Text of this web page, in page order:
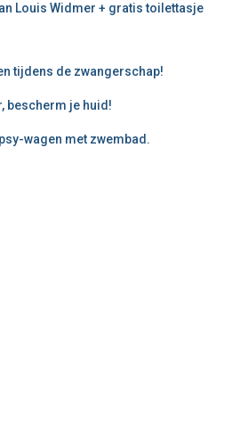
Louis Widmer + gratis toilettasje
tijdens de zwangerschap!
bescherm je huid!
wagen met zwembad.